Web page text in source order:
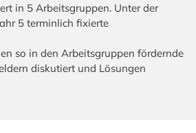
in 5 Arbeitsgruppen. Unter der
5 terminlich fixierte
so in den Arbeitsgruppen fördernde
diskutiert und Lösungen